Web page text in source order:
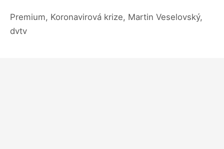
Premium, Koronavirová krize, Martin Veselovský,
dvtv